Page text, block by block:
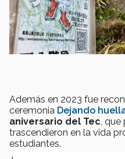
Además en 2023 fue
ceremonia Dejando
aniversario del Tec ,
trascendieron en la vida
estudiantes.